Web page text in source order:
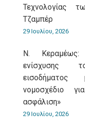
Τεχνολογίας
Τζαμπέρ
29 Ιουλίου, 2026
Ν. Κεραμέως:
ενίσχυσης
νομοσχέδιο
ασφάλιση»
29 Ιουλίου, 2026